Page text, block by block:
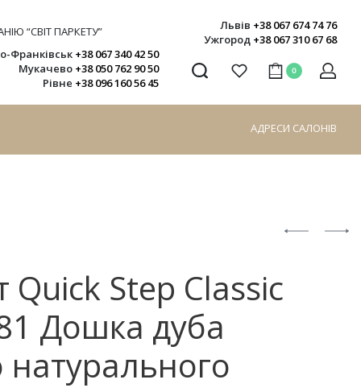
“СВІТ ПАРКЕТУ” Львів +38 067 674 74 76
Ужгород +38 067 310 67 68
Франківськ +38 067 340 42 50
Мукачево +38 050 762 90 50
Рівне +38 096 160 56 45
0
АДРЕСИ САЛОНІВ
Quick Step Classic
Дошка дуба
натурального